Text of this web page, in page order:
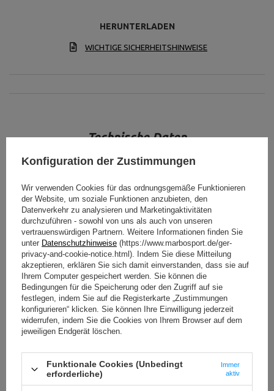
HERUNTERLADEN
WICHTIGE SICHERHEITSHINWEISE
Technische Daten
Höhe 115 cm
Breite 114 cm
Länge 114 cm
Gewicht 68 kg
Gewichtsbelastung 800 kg
Platz für Gewichtsscheiben
12 x MP-A001 2.0,
22,5 cm,
Durchmesser 50 mm
Platz für Griffe
Platzbedarf 1,29 m
Profil 125 x 60 x 3 mm
WEITERE PARAMETER ANZEIGEN
Konfiguration der Zustimmungen
Wir verwenden Cookies für das ordnungsgemäße Funktionieren
der Website, um soziale Funktionen anzubieten, den
Datenverkehr zu analysieren und Marketingaktivitäten
durchzuführen - sowohl von uns als auch von unseren
vertrauenswürdigen Partnern. Weitere Informationen finden Sie
unter Datenschutzhinweise (https://www.marbosport.de/ger-
privacy-and-cookie-notice.html). Indem Sie diese Mitteilung
akzeptieren, erklären Sie sich damit einverstanden, dass sie auf
Ihrem Computer gespeichert werden. Sie können die
Bedingungen für die Speicherung oder den Zugriff auf sie
festlegen, indem Sie auf die Registerkarte „Zustimmungen
konfigurieren“ klicken. Sie können Ihre Einwilligung jederzeit
widerrufen, indem Sie die Cookies von Ihrem Browser auf dem
jeweiligen Endgerät löschen.
Funktionale Cookies (Unbedingt
erforderliche)
Immer
aktiv